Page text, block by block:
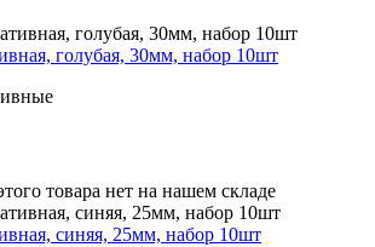
голубая, 30мм, набор 10шт
товара нет на нашем складе
синяя, 25мм, набор 10шт